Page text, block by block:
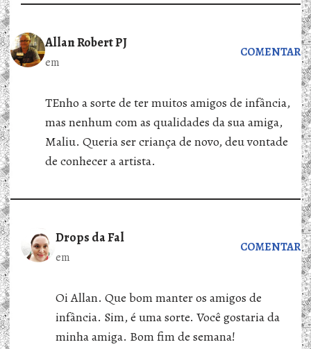
Allan Robert PJ
em
COMENTAR
TEnho a sorte de ter muitos amigos de infância,
mas nenhum com as qualidades da sua amiga,
Maliu. Queria ser criança de novo, deu vontade
de conhecer a artista.
Drops da Fal
em
COMENTAR
Oi Allan. Que bom manter os amigos de
infância. Sim, é uma sorte. Você gostaria da
minha amiga. Bom fim de semana!